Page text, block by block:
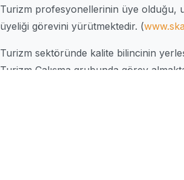
Turizm profesyonellerinin üye olduğu,
üyeliği görevini yürütmektedir. (
Turizm sektöründe kalite bilincinin
Turizm Çalışma grubunda görev